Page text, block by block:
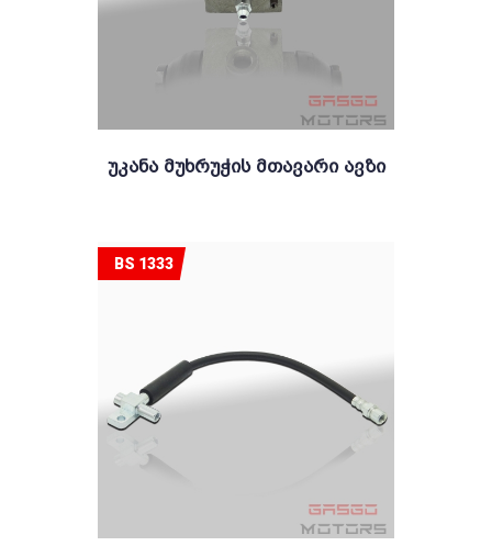
Უკანა Მუხრუჭის Მთავარი Ავზი
BS 1333